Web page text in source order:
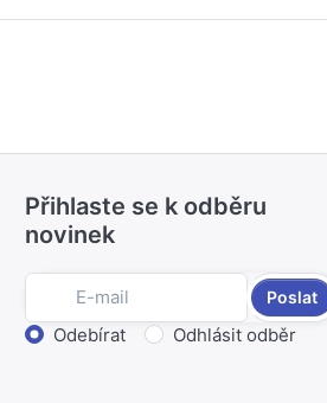
Přihlaste se k odběru
novinek
Poslat
Zvolte akci
Odebírat Odhlásit odběr